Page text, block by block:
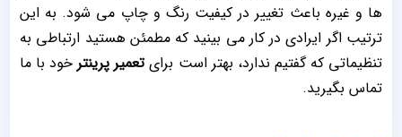
ها و غیره باعث تغییر در کیفیت رنگ و چاپ می شود. به این
ترتیب اگر ایرادی در کار می بینید که مطمئن هستید ارتباطی به
تنظیماتی که گفتیم ندارد، بهتر است برایتعمیر پرینترخود با ما
تماس بگیرید.